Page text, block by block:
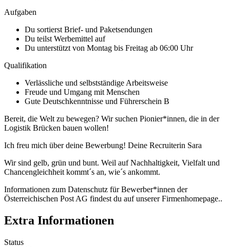
Aufgaben
Du sortierst Brief- und Paketsendungen
Du teilst Werbemittel auf
Du unterstützt von Montag bis Freitag ab 06:00 Uhr
Qualifikation
Verlässliche und selbstständige Arbeitsweise
Freude und Umgang mit Menschen
Gute Deutschkenntnisse und Führerschein B
Bereit, die Welt zu bewegen? Wir suchen Pionier*innen, die in der
Logistik Brücken bauen wollen!
Ich freu mich über deine Bewerbung! Deine Recruiterin Sara
Wir sind gelb, grün und bunt. Weil auf Nachhaltigkeit, Vielfalt und
Chancengleichheit kommt´s an, wie´s ankommt.
Informationen zum Datenschutz für Bewerber*innen der
Österreichischen Post AG findest du auf unserer Firmenhomepage..
Extra Informationen
Status